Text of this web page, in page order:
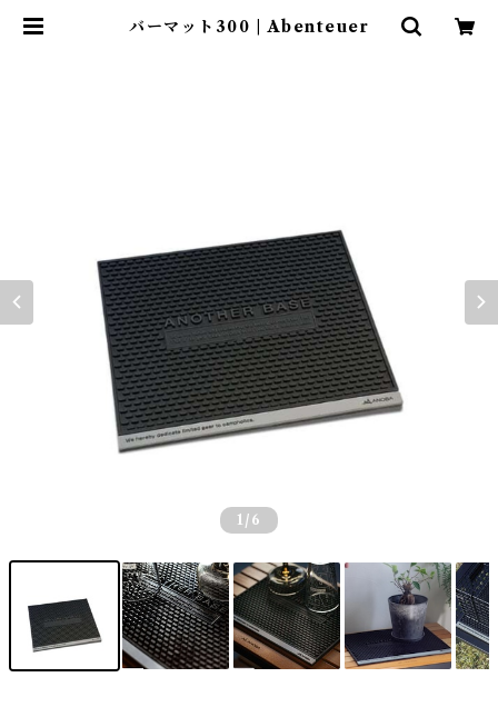
バーマット300 | Abenteuer
1 /6